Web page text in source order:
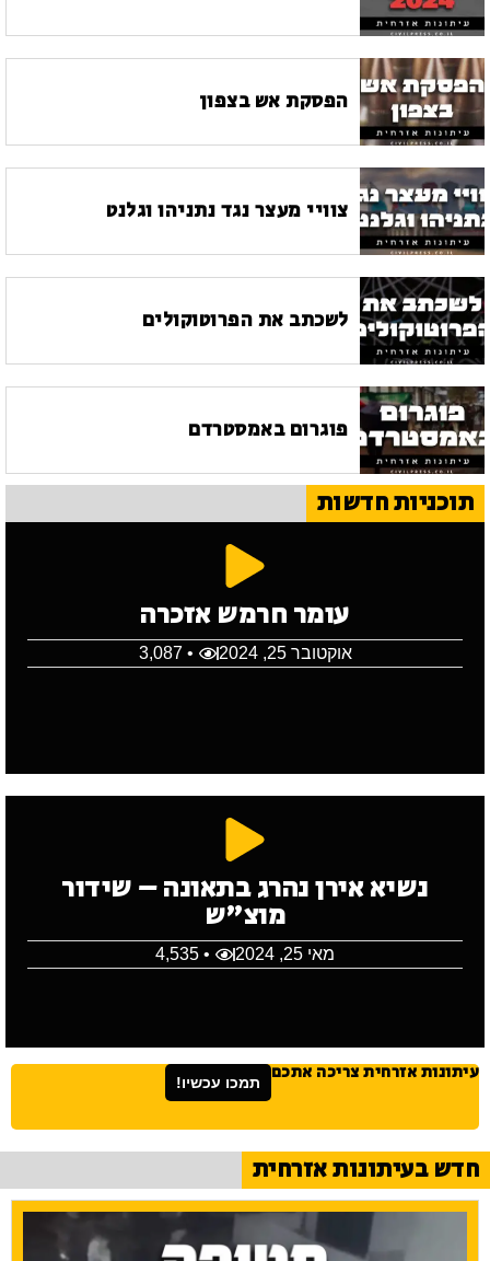
הפסקת אש בצפון
צוויי מעצר נגד נתניהו וגלנט
לשכתב את הפרוטוקולים
פוגרום באמסטרדם
תוכניות חדשות
עומר חרמש אזכרה
אוקטובר 25, 2024 • 3,087
נשיא אירן נהרג בתאונה – שידור
מוצ"ש
מאי 25, 2024 • 4,535
עיתונות אזרחית צריכה אתכם תמכו עכשיו!
חדש בעיתונות אזרחית